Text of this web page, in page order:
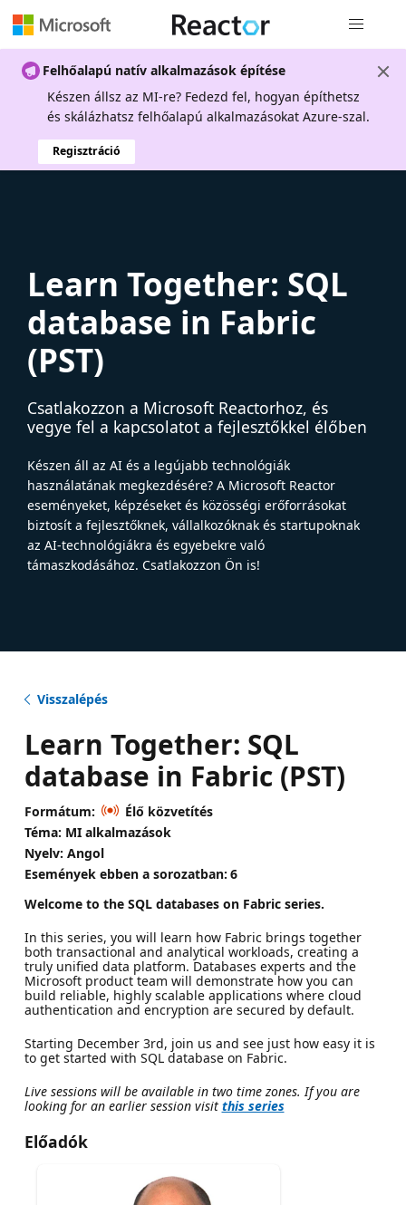
Felhőalapú natív alkalmazások építése
Készen állsz az MI-re? Fedezd fel, hogyan építhetsz
és skálázhatsz felhőalapú alkalmazásokat Azure-szal.
Regisztráció
Learn Together: SQL
database in Fabric
(PST)
Csatlakozzon a Microsoft Reactorhoz, és
vegye fel a kapcsolatot a fejlesztőkkel élőben
Készen áll az AI és a legújabb technológiák
használatának megkezdésére? A Microsoft Reactor
eseményeket, képzéseket és közösségi erőforrásokat
biztosít a fejlesztőknek, vállalkozóknak és startupoknak
az AI-technológiákra és egyebekre való
támaszkodásához. Csatlakozzon Ön is!
Visszalépés
Learn Together: SQL
database in Fabric (PST)
Formátum:
Élő közvetítés
Téma: MI alkalmazások
Nyelv: Angol
Események ebben a sorozatban: 6
Welcome to the SQL databases on Fabric series.
In this series, you will learn how Fabric brings together
both transactional and analytical workloads, creating a
truly unified data platform. Databases experts and the
Microsoft product team will demonstrate how you can
build reliable, highly scalable applications where cloud
authentication and encryption are secured by default.
Starting December 3rd, join us and see just how easy it is
to get started with SQL database on Fabric.
Live sessions will be available in two time zones. If you are
looking for an earlier session visit this series
Előadók